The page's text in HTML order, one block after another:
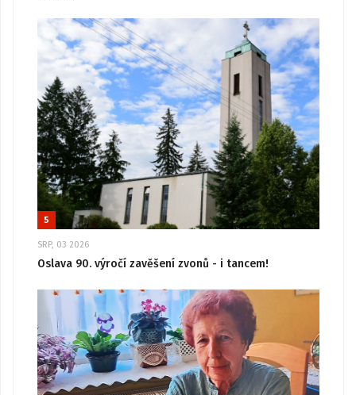
5
SRP, 03 2026
Oslava 90. výročí zavěšení zvonů - i tancem!